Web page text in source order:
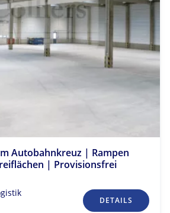
Autobahnkreuz | Rampen
| Provisionsfrei
DETAILS